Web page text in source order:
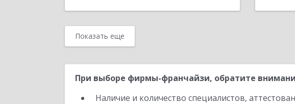
Показать еще
При выборе фирмы-франчайзи, обратите
Наличие и количество специалистов,